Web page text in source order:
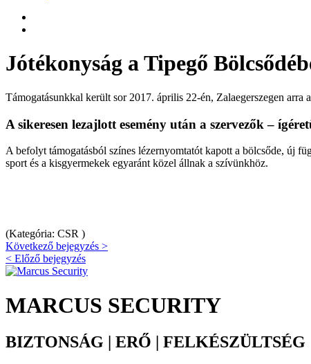
Jótékonyság a Tipegő
Támogatásunkkal került sor 2017. április 22-én, Zalaegerszegen
A sikeresen lezajlott esemény után a szervezők –
A befolyt támogatásból színes lézernyomtatót kapott a bölcsőde, új
sport és a kisgyermekek egyaránt közel állnak a szívünkhöz.
(Kategória: CSR )
Következő bejegyzés >
< Előző bejegyzés
MARCUS SECURITY
BIZTONSÁG | ERŐ | FELKÉSZÜLTSÉG